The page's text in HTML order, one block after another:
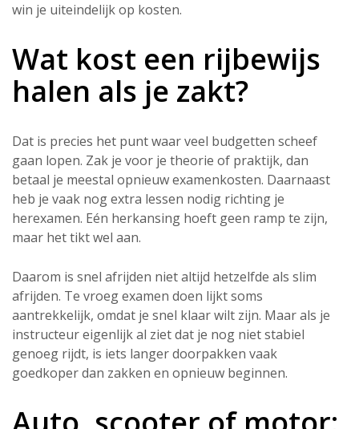
win je uiteindelijk op kosten.
Wat kost een rijbewijs
halen als je zakt?
Dat is precies het punt waar veel budgetten scheef
gaan lopen. Zak je voor je theorie of praktijk, dan
betaal je meestal opnieuw examenkosten. Daarnaast
heb je vaak nog extra lessen nodig richting je
herexamen. Eén herkansing hoeft geen ramp te zijn,
maar het tikt wel aan.
Daarom is snel afrijden niet altijd hetzelfde als slim
afrijden. Te vroeg examen doen lijkt soms
aantrekkelijk, omdat je snel klaar wilt zijn. Maar als je
instructeur eigenlijk al ziet dat je nog niet stabiel
genoeg rijdt, is iets langer doorpakken vaak
goedkoper dan zakken en opnieuw beginnen.